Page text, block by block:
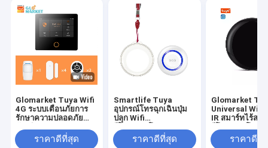
Glomarket Tuya Wifi
4G ระบบเตือนภัยการ
รักษาความปลอดภัย
สร้างขึ้นในไซเรน
ราคาดีที่สุด
Smartlife Tuya
อุปกรณ์โทรฉุกเฉินปุ่ม
ปลุก Wifi
Panic สำหรับผู้สูงอายุ
ราคาดีที่สุด
Glomarket
Universal WiFi
IR สมาร์ทไร้สาย
ร่วมกับ Google
สำหรับบ้านอัจฉ
ราคาดีที่